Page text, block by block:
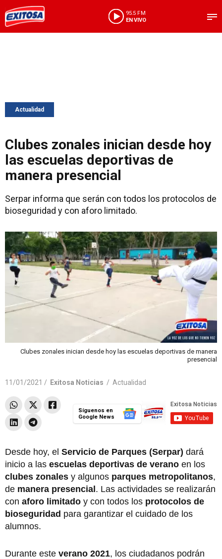
95.5 FM
EN VIVO
Actualidad
Clubes zonales inician desde hoy
las escuelas deportivas de
manera presencial
Serpar informa que serán con todos los protocolos de
bioseguridad y con aforo limitado.
Clubes zonales inician desde hoy las escuelas deportivas de manera
presencial
11/01/2021 / Exitosa Noticias / Actualidad
Síguenos en
Google News
Desde hoy, el Servicio de Parques (Serpar) dará
inicio a las escuelas deportivas de verano en los
clubes zonales y algunos parques metropolitanos,
de manera presencial. Las actividades se realizarán
con aforo limitado y con todos los protocolos de
bioseguridad para garantizar el cuidado de los
alumnos.
Durante este verano 2021, los ciudadanos podrán